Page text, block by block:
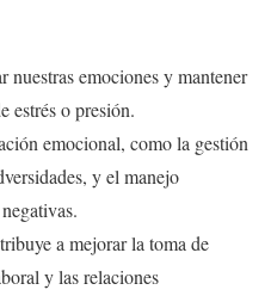
nuestras emociones y mantener
estrés o presión.
emocional, como la gestión
y el manejo
a mejorar la toma de
y las relaciones